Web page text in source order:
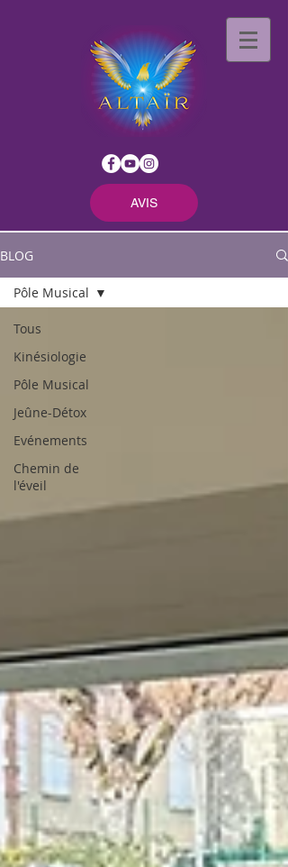
AVIS
BLOG
Tous
Kinésiologie
Pôle Musical
Jeûne-Détox
Evénements
Chemin de
l'éveil
Pôle Musical